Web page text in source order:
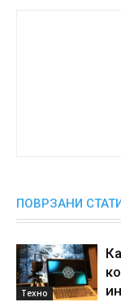
ПОВРЗАНИ
Техно